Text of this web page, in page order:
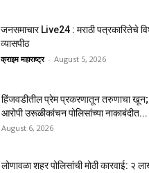
जनसमाचार Live24 : मराठी पत्रकारितेचे
व्यासपीठ
क्राइम महाराष्ट्र - August 5, 2026
हिंजवडीतील प्रेम प्रकरणातून तरुणाचा खून;
आरोपी उरूळीकांचन पोलिसांच्या नाकाबंदीत...
August 6, 2026
लोणावळा शहर पोलिसांची मोठी कारवाई: २